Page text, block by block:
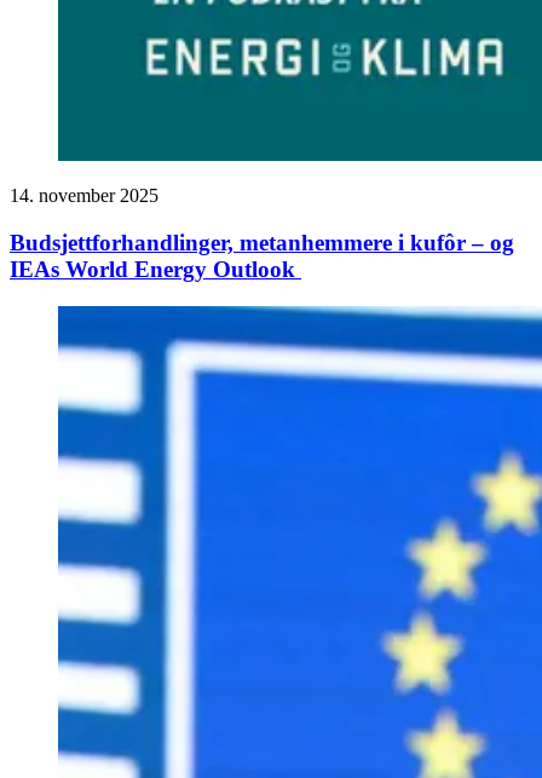
14. november 2025
Budsjett­forhandlinger, metanhemmere i kufôr – og
IEAs World Energy Outlook